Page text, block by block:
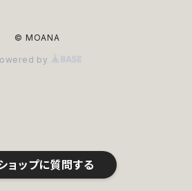
ョップに質問する
© MOANA
by